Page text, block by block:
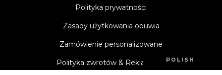
Polityka prywatności
Zasady użytkowania obuwia
Zamówienie personalizowane
Polityka zwrotów & Reklamacje POLISH